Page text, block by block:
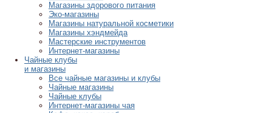
Магазины здорового питания
Эко-магазины
Магазины натуральной косметики
Магазины хэндмейда
Мастерские инструментов
Интернет-магазины
Чайные клубы
и магазины
Все чайные магазины и клубы
Чайные магазины
Чайные клубы
Интернет-магазины чая